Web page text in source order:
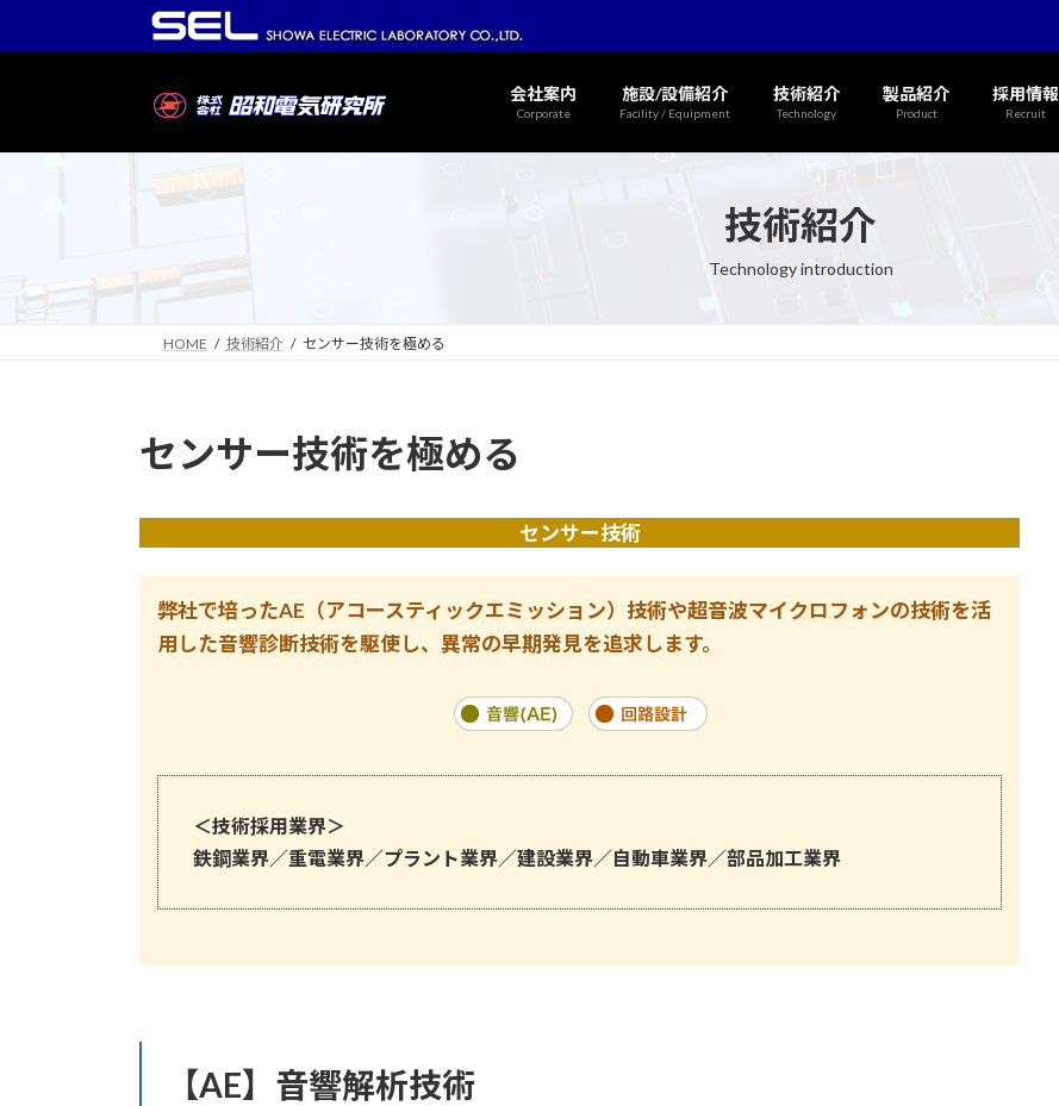
へ
ョ
会社案内
Corporate
施設/設備紹介
Facility / Equipment
技術紹介
Technology
製品紹介
Product
採用情報
Recruit
技術紹介
Technology introduction
HOME 技術紹介 センサー技術を極める
センサー技術を極める
センサー技術
弊社で培ったAE（アコースティックエミッション）技術や超音波マイクロフォンの技術を活
用した音響診断技術を駆使し、異常の早期発見を追求します。
＜技術採用業界＞
鉄鋼業界／重電業界／プラント業界／建設業界／自動車業界／部品加工業界
【AE】音響解析技術